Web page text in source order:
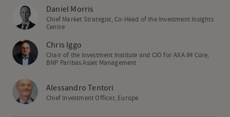
Daniel Morris
Chief Market Strategist, Co-Head of the Investment Insights
Centre
Chris Iggo
Chair of the Investment Institute and CIO for AXA IM Core,
BNP Paribas Asset Management
Alessandro Tentori
Chief Investment Officer, Europe